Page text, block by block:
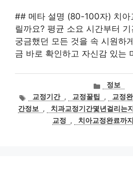
## 메타 설명 (80-100자) 치아
릴까요? 평균 소요 시간부터
궁금했던 모든 것을 속 시원하
금 바로 확인하고 자신감 있는
카
고
리
정보
태
그
교정기간 , 교정꿀팁 , 교정
간정보
, 치과교정기간몇년걸리는지
교정
, 치아교정완료까